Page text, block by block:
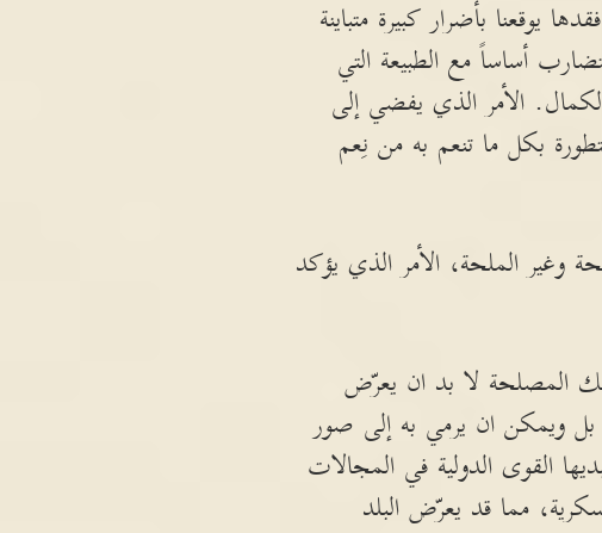
يوقعنا بأضرار كبيرة متباينة
أساساً مع الطبيعة التي
الأمر الذي يفضي إلى
بكل ما تنعم به من نِعم
الملحة، الأمر الذي يؤكد
تلك المصلحة لا بد ان يعرّض
بل ويمكن ان يرمي به إلى صور
القوى الدولية في المجالات
مما قد يعرّض البلد